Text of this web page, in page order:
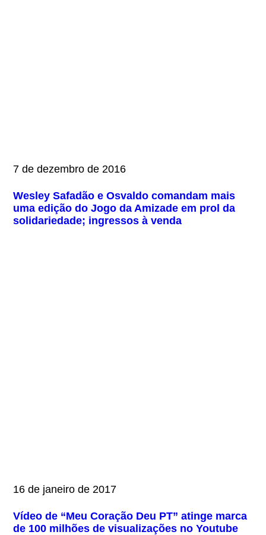
7 de dezembro de 2016
Wesley Safadão e Osvaldo comandam mais
uma edição do Jogo da Amizade em prol da
solidariedade; ingressos à venda
16 de janeiro de 2017
Vídeo de “Meu Coração Deu PT” atinge marca
de 100 milhões de visualizações no Youtube